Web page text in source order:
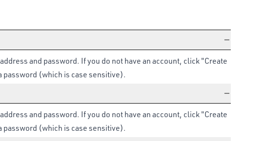
and password. If you do not have an account, click "Create
password (which is case sensitive).
and password. If you do not have an account, click "Create
password (which is case sensitive).